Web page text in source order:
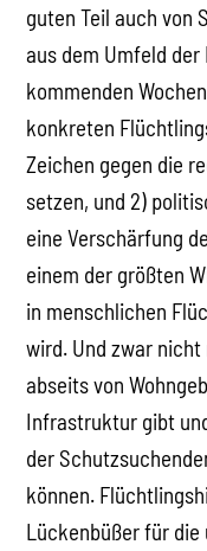
guten Teil auch von
aus dem Umfeld
kommenden
konkreten
Zeichen gegen die
setzen, und 2)
eine Verschärfung
einem der größten
in menschlichen
wird. Und zwar
abseits von
Infrastruktur gibt
der
können.
Lückenbüßer für